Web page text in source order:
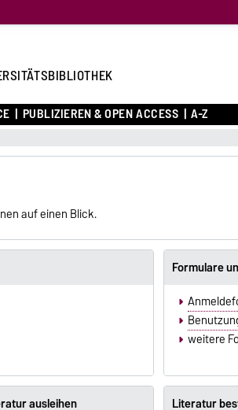
PUBLIZIEREN & OPEN ACCESS A-Z
auf einen Blick.
Formulare
weitere
ausleihen
Literatur